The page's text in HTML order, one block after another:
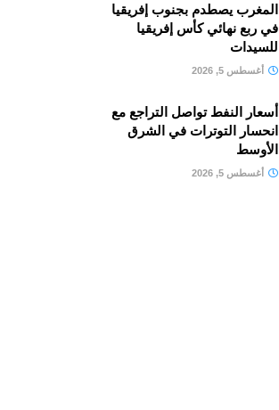
المغرب يصطدم بجنوب إفريقيا
في ربع نهائي كأس إفريقيا
للسيدات
أغسطس 5, 2026
أسعار النفط تواصل التراجع مع
انحسار التوترات في الشرق
الأوسط
أغسطس 5, 2026